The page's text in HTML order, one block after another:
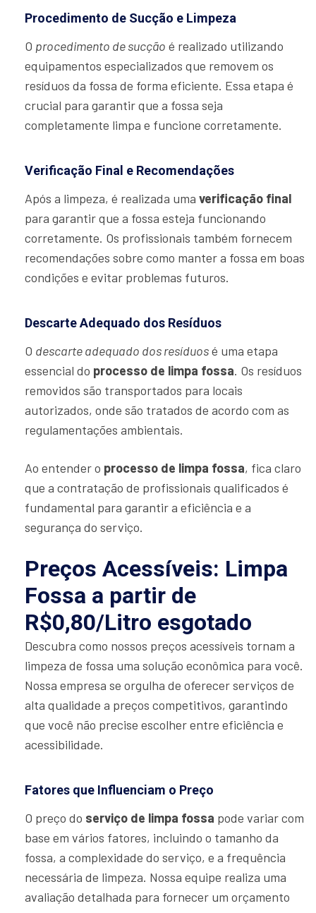
Procedimento de Sucção e Limpeza
O procedimento de sucção é realizado utilizando
equipamentos especializados que removem os
resíduos da fossa de forma eficiente. Essa etapa é
crucial para garantir que a fossa seja
completamente limpa e funcione corretamente.
Verificação Final e Recomendações
Após a limpeza, é realizada uma verificação final
para garantir que a fossa esteja funcionando
corretamente. Os profissionais também fornecem
recomendações sobre como manter a fossa em boas
condições e evitar problemas futuros.
Descarte Adequado dos Resíduos
O descarte adequado dos resíduosé uma etapa
essencial do processo de limpa fossa. Os resíduos
removidos são transportados para locais
autorizados, onde são tratados de acordo com as
regulamentações ambientais.
Ao entender o processo de limpa fossa, fica claro
que a contratação de profissionais qualificados é
fundamental para garantir a eficiência e a
segurança do serviço.
Preços Acessíveis: Limpa
Fossa a partir de
R$0,80/Litro esgotado
Descubra como nossos preços acessíveis tornam a
limpeza de fossa uma solução econômica para você.
Nossa empresa se orgulha de oferecer serviços de
alta qualidade a preços competitivos, garantindo
que você não precise escolher entre eficiência e
acessibilidade.
Fatores que Influenciam o Preço
O preço do serviço de limpa fossa pode variar com
base em vários fatores, incluindo o tamanho da
fossa, a complexidade do serviço, e a frequência
necessária de limpeza. Nossa equipe realiza uma
avaliação detalhada para fornecer um orçamento